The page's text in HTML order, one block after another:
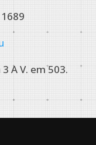
A V. em 503.